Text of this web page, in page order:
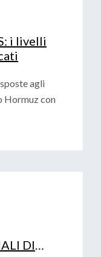
i livelli
agli
Hormuz con
DI